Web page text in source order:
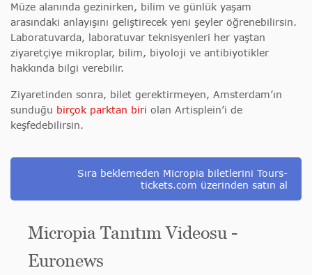
Müze alanında gezinirken, bilim ve günlük yaşam
arasındaki anlayışını geliştirecek yeni şeyler öğrenebilirsin.
Laboratuvarda, laboratuvar teknisyenleri her yaştan
ziyaretçiye mikroplar, bilim, biyoloji ve antibiyotikler
hakkında bilgi verebilir.
Ziyaretinden sonra, bilet gerektirmeyen, Amsterdam’ın
sunduğu birçok parktan biri olan Artisplein’i de
keşfedebilirsin.
Sıra beklemeden Micropia biletlerini Tours-
tickets.com üzerinden satın al
Micropia Tanıtım Videosu -
Euronews